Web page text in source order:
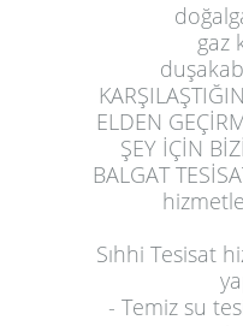
gaz
ELDEN
ŞEY İÇİN
BALGAT
Sıhhi Tesisat
- Temiz su